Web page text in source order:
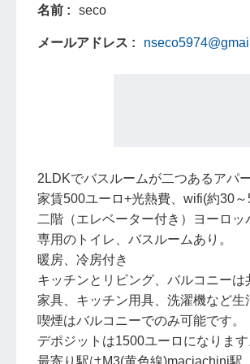
名前 seco
メールアドレス
2LDKでバスルームが二つあるアパー
家賃500ユーロ+光熱費、wifi(約30
二階（エレベーター付き）ヨーロッ
専用のトイレ、バスルームあり。
暖房、冷房付き
キッチンとリビング、バルコニーは
家具、キッチン用具、洗濯機など生
喫煙はバルコニーでのみ可能です。
デポジットは1500ユーロになります
最寄り駅はM3(黄色線)maciachini駅